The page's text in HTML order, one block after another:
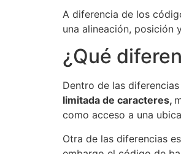
A diferencia de los
una alineación, posición
¿Qué
Dentro de las
limitada de caracteres,
como acceso a una
Otra de las diferencias